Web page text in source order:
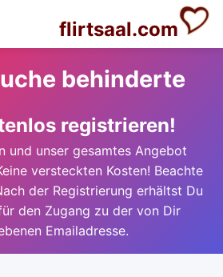
flirtsaal.com
behinderte
registrieren!
und unser gesamtes Angebot
versteckten Kosten! Beachte
der Registrierung erhältst Du
den Zugang zu der von Dir
Emailadresse.